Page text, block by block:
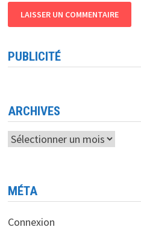
PUBLICITÉ
ARCHIVES
Archives
MÉTA
Connexion